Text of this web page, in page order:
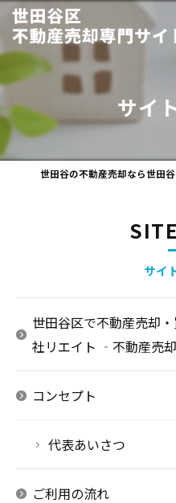
サイ
サイ
世田谷区で不動産売却
社リエイト ‐不動産売
コンセプト
代表あいさつ
ご利用の流れ